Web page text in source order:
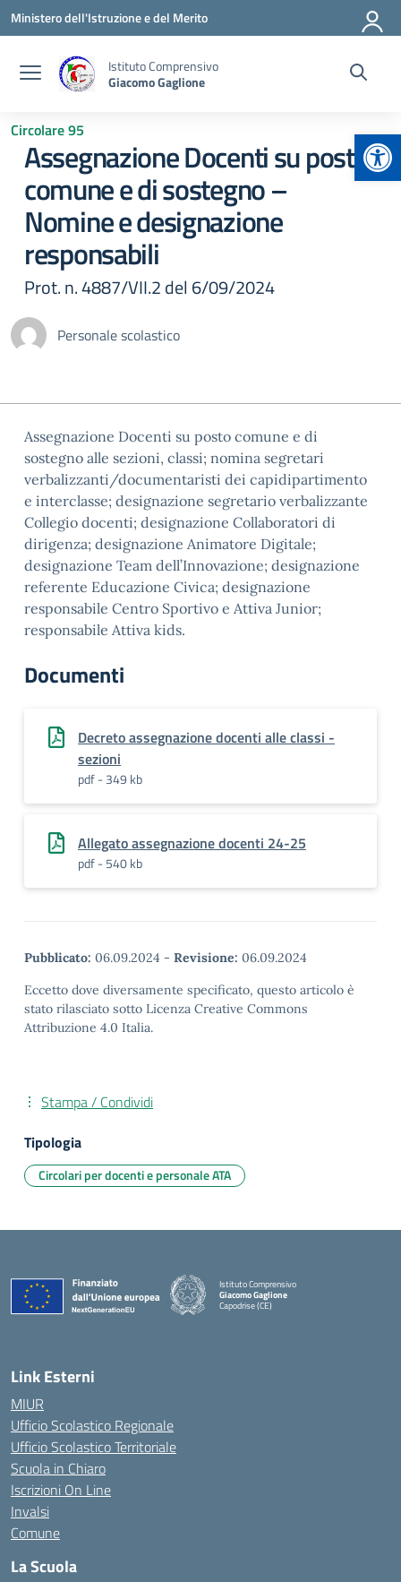
Vai ai contenuti
Vai al menu di navigazione
Vai al footer
Ministero dell'Istruzione e del Merito
Istituto Comprensivo
Giacomo Gaglione
Circolare 95
Assegnazione Docenti su posto
comune e di sostegno –
Nomine e designazione
responsabili
Prot. n. 4887/VII.2 del 6/09/2024
Personale scolastico
Assegnazione Docenti su posto comune e di
sostegno alle sezioni, classi; nomina segretari
verbalizzanti/documentaristi dei capidipartimento
e interclasse; designazione segretario verbalizzante
Collegio docenti; designazione Collaboratori di
dirigenza; designazione Animatore Digitale;
designazione Team dell’Innovazione; designazione
referente Educazione Civica; designazione
responsabile Centro Sportivo e Attiva Junior;
responsabile Attiva kids.
Documenti
Decreto assegnazione docenti alle classi -
sezioni
pdf - 349 kb
Allegato assegnazione docenti 24-25
pdf - 540 kb
Pubblicato: 06.09.2024 - Revisione: 06.09.2024
Eccetto dove diversamente specificato, questo articolo è
stato rilasciato sotto Licenza Creative Commons
Attribuzione 4.0 Italia.
Stampa / Condividi
Tipologia
Circolari per docenti e personale ATA
Istituto Comprensivo
Giacomo Gaglione
Capodrise (CE)
— Visita la pagina iniziale della scuola
Link Esterni
MIUR
Ufficio Scolastico Regionale
Ufficio Scolastico Territoriale
Scuola in Chiaro
Iscrizioni On Line
Invalsi
Comune
La Scuola